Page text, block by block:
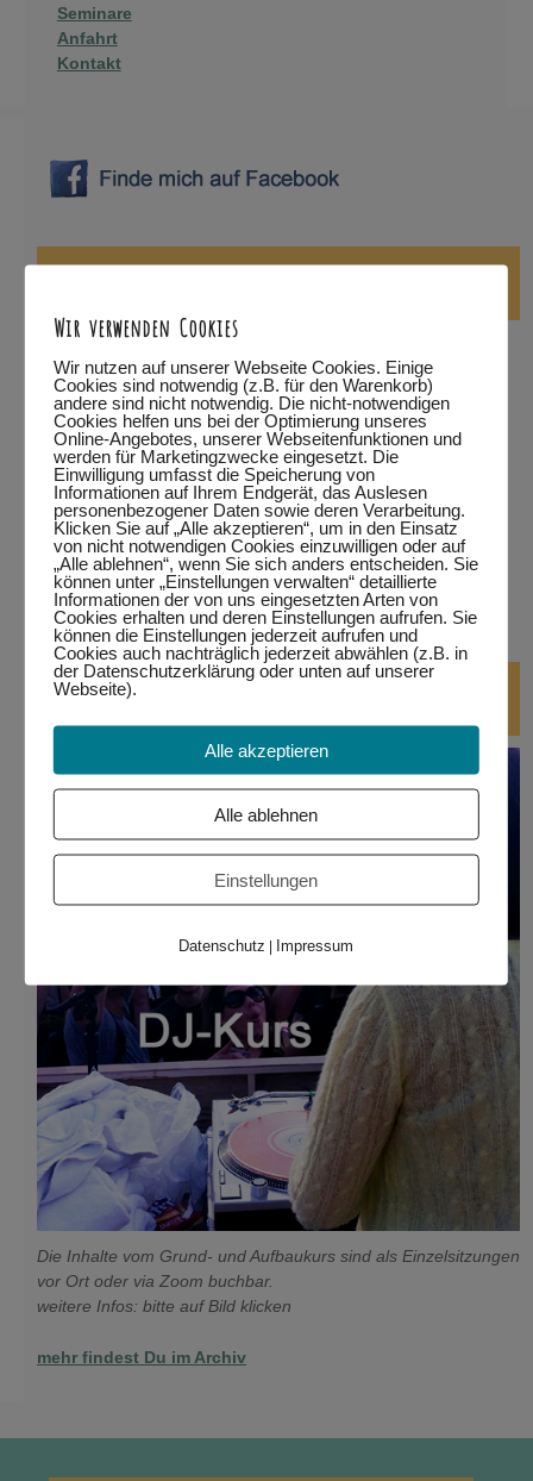
Seminare
Anfahrt
Kontakt
die nächsten Tanzabende
…in Füssen
…in Kempten
…in Marktoberdorf
…in Wertach
alle Termine
bitte auf den jeweiligen Link klicken.Eine Teilnahme ist nur
mit Anmeldung möglich!
DJ-Kurse
Die Inhalte vom Grund- und Aufbaukurs sind als Einzelsitzungen
vor Ort oder via Zoom buchbar.
weitere Infos: bitte auf Bild klicken
mehr findest Du im Archiv
Wir verwenden Cookies
Wir nutzen auf unserer Webseite Cookies. Einige
Cookies sind notwendig (z.B. für den Warenkorb)
andere sind nicht notwendig. Die nicht-notwendigen
Cookies helfen uns bei der Optimierung unseres
Online-Angebotes, unserer Webseitenfunktionen und
werden für Marketingzwecke eingesetzt. Die
Einwilligung umfasst die Speicherung von
Informationen auf Ihrem Endgerät, das Auslesen
personenbezogener Daten sowie deren Verarbeitung.
Klicken Sie auf „Alle akzeptieren“, um in den Einsatz
von nicht notwendigen Cookies einzuwilligen oder auf
„Alle ablehnen“, wenn Sie sich anders entscheiden. Sie
können unter „Einstellungen verwalten“ detaillierte
Informationen der von uns eingesetzten Arten von
Cookies erhalten und deren Einstellungen aufrufen. Sie
können die Einstellungen jederzeit aufrufen und
Cookies auch nachträglich jederzeit abwählen (z.B. in
der Datenschutzerklärung oder unten auf unserer
Webseite).
Alle akzeptieren
Alle ablehnen
Einstellungen
Datenschutz | Impressum